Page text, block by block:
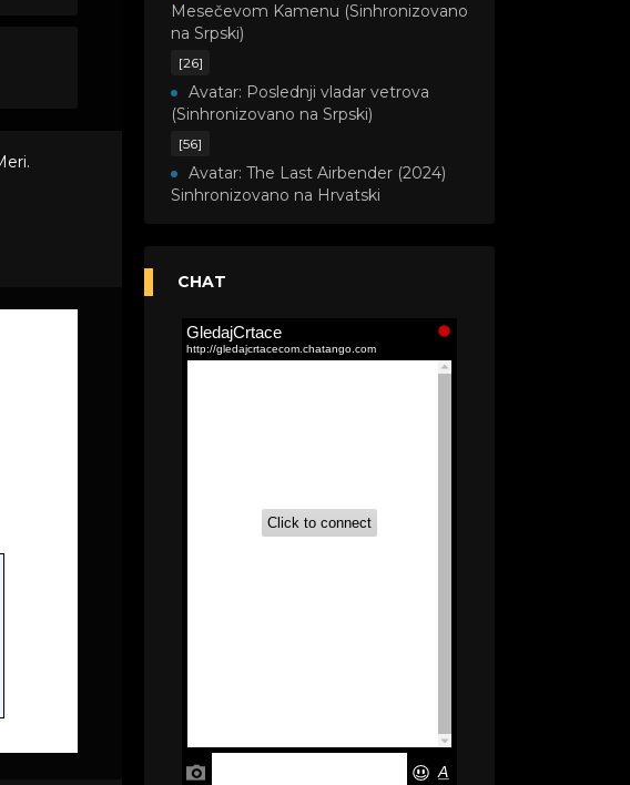
Mesečevom Kamenu (Sinhronizovano
na Srpski)
[26]
Avatar: Poslednji vladar vetrova
(Sinhronizovano na Srpski)
[56]
Avatar: The Last Airbender (2024)
Sinhronizovano na Hrvatski
(Sinhronizovano na Srpski)
Akademija čarolija (Wits Academy)
Sinhronizovano na Srpski
Tunes,2020) Sinhronizovano na Srpski
Okura (Sinhronizovano na Srpski)
CHAT